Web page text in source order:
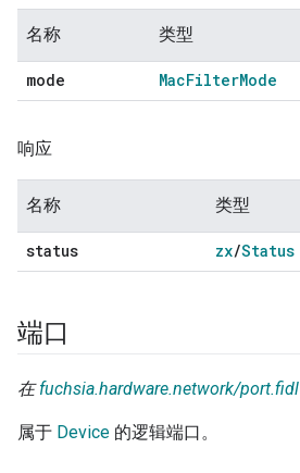
名称 类型
mode MacFilterMode
响应
名称 类型
status zx/Status
端口
在fuchsia.hardware.network/port.fidl
属于 Device 的逻辑端口。